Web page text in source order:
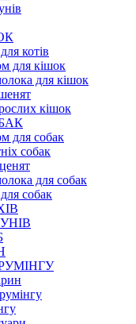
котів
для кішок
для кішок
кішок
для собак
собак
для собак
собак